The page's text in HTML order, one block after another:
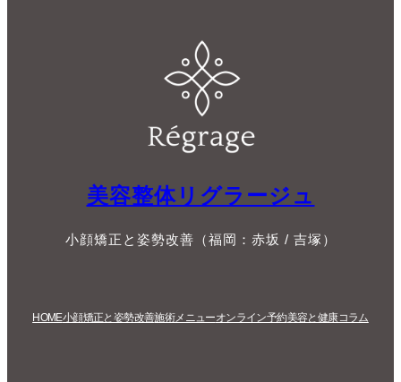
美容整体リグラージュ
小顔矯正と姿勢改善（福岡：赤坂 / 吉塚）
HOME小顔矯正と姿勢改善施術メニューオンライン予約美容と健康コラム